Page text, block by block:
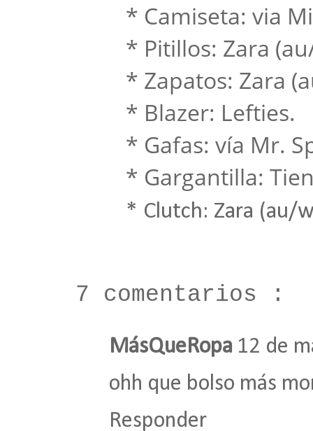
* Camiseta: via
* Pitillos: Zara (au/
* Zapatos: Zara
* Blazer: Lefties.
* Gafas: vía Mr.
* Gargantilla:
* Clutch: Zara (au/
7 comentarios :
MásQueRopa 12 de
ohh que bolso más
Responder